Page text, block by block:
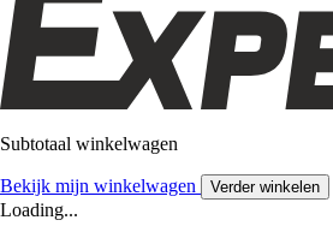
Subtotaal winkelwagen
Bekijk mijn winkelwagen Verder winkelen
Loading...